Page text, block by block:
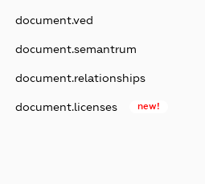
document.ved
document.semantrum
document.relationships
document.licenses new!